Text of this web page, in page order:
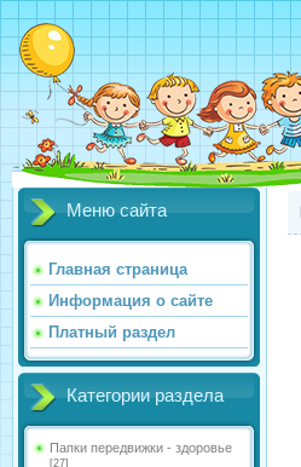
Меню сайта
Главная страница
Информация о сайте
Платный раздел
Категории раздела
Папки передвижки - здоровье
[27]